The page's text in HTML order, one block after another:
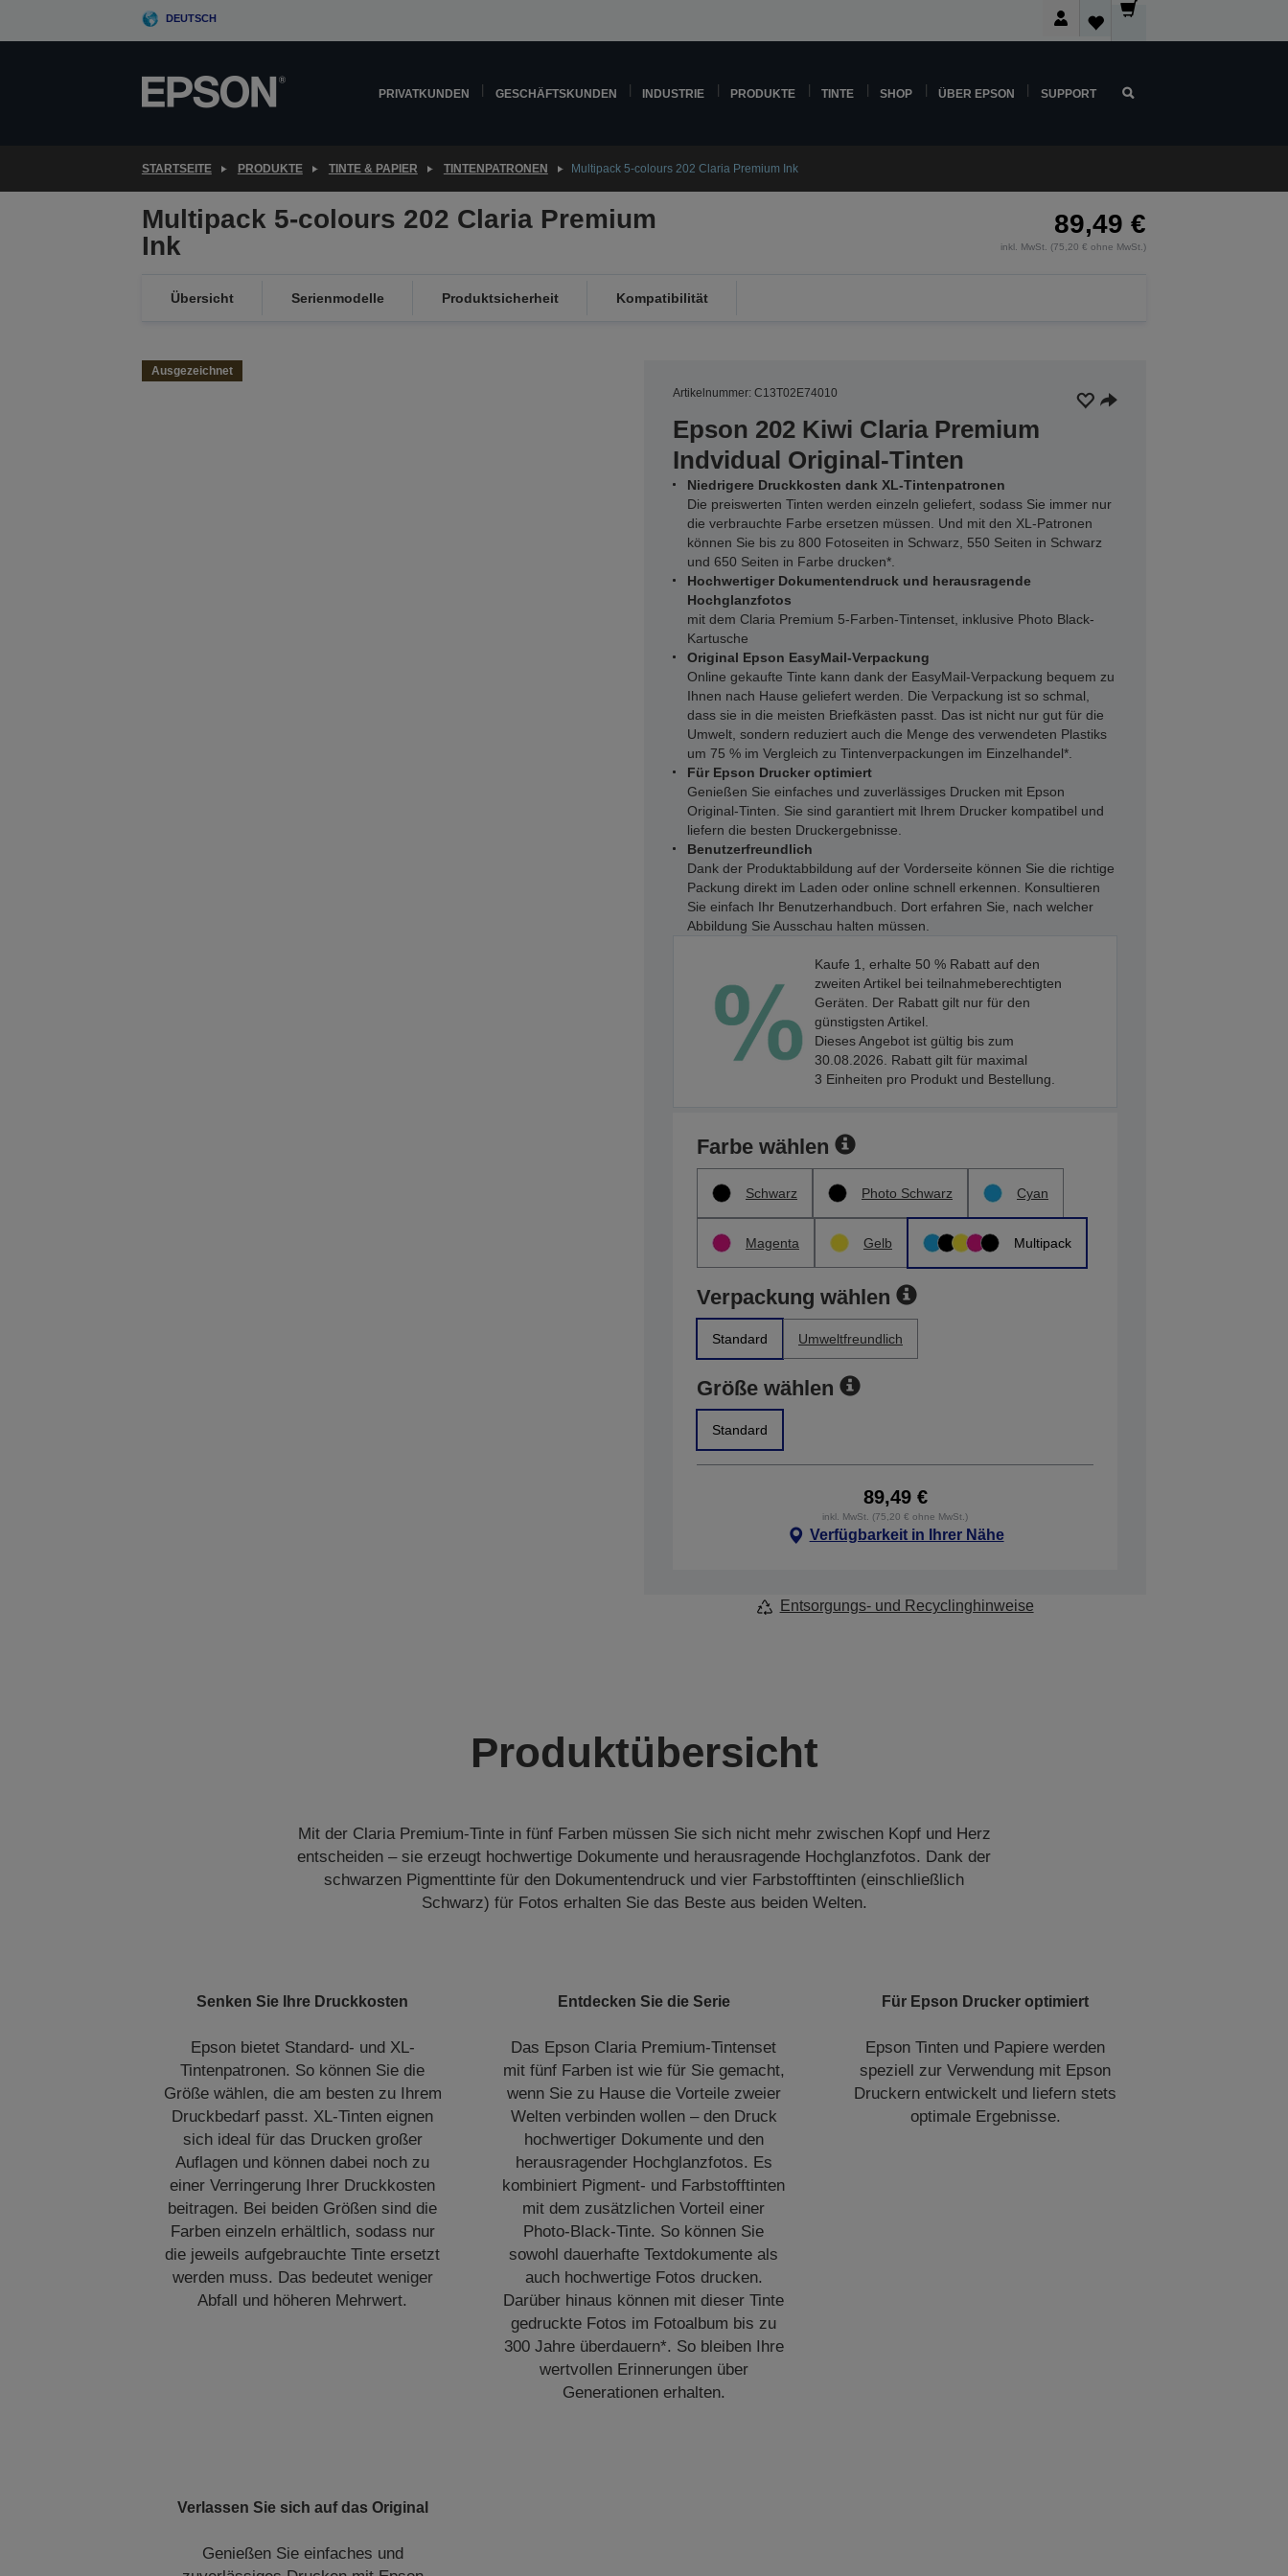
DEUTSCH
PRIVATKUNDEN GESCHÄFTSKUNDEN INDUSTRIE PRODUKTE TINTE SHOP ÜBER EPSON SUPPORT
STARTSEITE PRODUKTE TINTE & PAPIER TINTENPATRONEN Multipack 5-colours 202 Claria Premium Ink
Multipack 5-colours 202 Claria Premium
Ink
89,49 €
inkl. MwSt. (75,20 € ohne MwSt.)
Übersicht Serienmodelle Produktsicherheit Kompatibilität
Ausgezeichnet
Artikelnummer: C13T02E74010
Epson 202 Kiwi Claria Premium
Indvidual Original-Tinten
Niedrigere Druckkosten dank XL-Tintenpatronen
Die preiswerten Tinten werden einzeln geliefert, sodass Sie immer nur
die verbrauchte Farbe ersetzen müssen. Und mit den XL-Patronen
können Sie bis zu 800 Fotoseiten in Schwarz, 550 Seiten in Schwarz
und 650 Seiten in Farbe drucken*.
Hochwertiger Dokumentendruck und herausragende
Hochglanzfotos
mit dem Claria Premium 5-Farben-Tintenset, inklusive Photo Black-
Kartusche
Original Epson EasyMail-Verpackung
Online gekaufte Tinte kann dank der EasyMail-Verpackung bequem zu
Ihnen nach Hause geliefert werden. Die Verpackung ist so schmal,
dass sie in die meisten Briefkästen passt. Das ist nicht nur gut für die
Umwelt, sondern reduziert auch die Menge des verwendeten Plastiks
um 75 % im Vergleich zu Tintenverpackungen im Einzelhandel*.
Für Epson Drucker optimiert
Genießen Sie einfaches und zuverlässiges Drucken mit Epson
Original-Tinten. Sie sind garantiert mit Ihrem Drucker kompatibel und
liefern die besten Druckergebnisse.
Benutzerfreundlich
Dank der Produktabbildung auf der Vorderseite können Sie die richtige
Packung direkt im Laden oder online schnell erkennen. Konsultieren
Sie einfach Ihr Benutzerhandbuch. Dort erfahren Sie, nach welcher
Abbildung Sie Ausschau halten müssen.
Kaufe 1, erhalte 50 % Rabatt auf den
zweiten Artikel bei teilnahmeberechtigten
Geräten. Der Rabatt gilt nur für den
günstigsten Artikel.
Dieses Angebot ist gültig bis zum
30.08.2026. Rabatt gilt für maximal
3 Einheiten pro Produkt und Bestellung.
Farbe wählen
Schwarz Photo Schwarz Cyan
Magenta Gelb Multipack
Verpackung wählen
Standard Umweltfreundlich
Größe wählen
Standard
89,49 €
inkl. MwSt. (75,20 € ohne MwSt.)
Verfügbarkeit in Ihrer Nähe
Entsorgungs- und Recyclinghinweise
Produktübersicht
Mit der Claria Premium-Tinte in fünf Farben müssen Sie sich nicht mehr zwischen Kopf und Herz
entscheiden – sie erzeugt hochwertige Dokumente und herausragende Hochglanzfotos. Dank der
schwarzen Pigmenttinte für den Dokumentendruck und vier Farbstofftinten (einschließlich
Schwarz) für Fotos erhalten Sie das Beste aus beiden Welten.
Senken Sie Ihre Druckkosten
Epson bietet Standard- und XL-
Tintenpatronen. So können Sie die
Größe wählen, die am besten zu Ihrem
Druckbedarf passt. XL-Tinten eignen
sich ideal für das Drucken großer
Auflagen und können dabei noch zu
einer Verringerung Ihrer Druckkosten
beitragen. Bei beiden Größen sind die
Farben einzeln erhältlich, sodass nur
die jeweils aufgebrauchte Tinte ersetzt
werden muss. Das bedeutet weniger
Abfall und höheren Mehrwert.
Entdecken Sie die Serie
Das Epson Claria Premium-Tintenset
mit fünf Farben ist wie für Sie gemacht,
wenn Sie zu Hause die Vorteile zweier
Welten verbinden wollen – den Druck
hochwertiger Dokumente und den
herausragender Hochglanzfotos. Es
kombiniert Pigment- und Farbstofftinten
mit dem zusätzlichen Vorteil einer
Photo-Black-Tinte. So können Sie
sowohl dauerhafte Textdokumente als
auch hochwertige Fotos drucken.
Darüber hinaus können mit dieser Tinte
gedruckte Fotos im Fotoalbum bis zu
300 Jahre überdauern*. So bleiben Ihre
wertvollen Erinnerungen über
Generationen erhalten.
Für Epson Drucker optimiert
Epson Tinten und Papiere werden
speziell zur Verwendung mit Epson
Druckern entwickelt und liefern stets
optimale Ergebnisse.
Verlassen Sie sich auf das Original
Genießen Sie einfaches und